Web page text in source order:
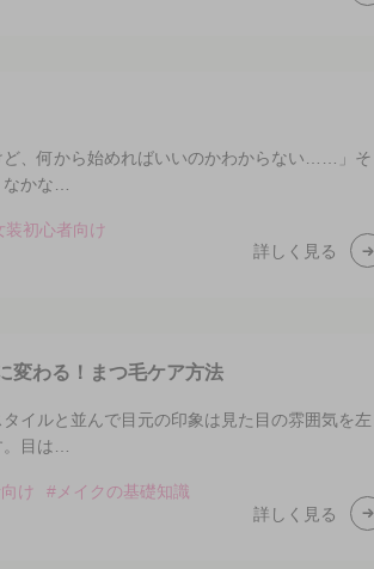
ど、何から始めればいいのかわからない……」そ
かな…
装初心者向け
詳しく見る
変わる！まつ毛ケア方法
イルと並んで目元の印象は見た目の雰囲気を左
。目は…
け
#メイクの基礎知識
詳しく見る